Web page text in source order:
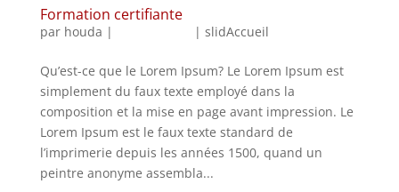
Formation certifiante
par houda | | slidAccueil
Qu’est-ce que le Lorem Ipsum? Le Lorem Ipsum est
simplement du faux texte employé dans la
composition et la mise en page avant impression. Le
Lorem Ipsum est le faux texte standard de
l’imprimerie depuis les années 1500, quand un
peintre anonyme assembla...